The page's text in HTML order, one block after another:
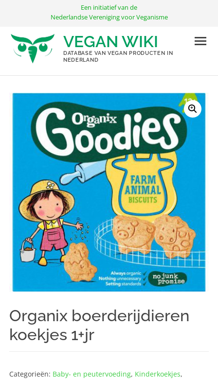
inhoud
Een initiatief van de
Nederlandse Vereniging voor Veganisme
VEGAN WIKI
DATABASE VAN VEGAN PRODUCTEN IN
NEDERLAND
Organix boerderijdieren
koekjes 1+jr
Categorieën: Baby- en peutervoeding, Kinderkoekjes,